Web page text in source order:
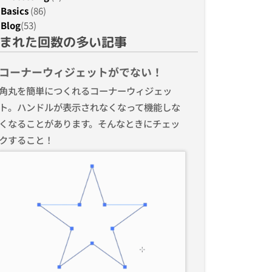
Basics(86)
Blog(53)
れた回数の多い記事
ーナーウィジェットがでない！
丸を簡単につくれるコーナーウィジェッ
。ハンドルが表示されなくなって機能しな
なることがあります。そんなときにチェッ
すること！